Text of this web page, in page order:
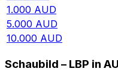
1.000 AUD
5.000 AUD
10.000 AUD
Schaubild – LBP in